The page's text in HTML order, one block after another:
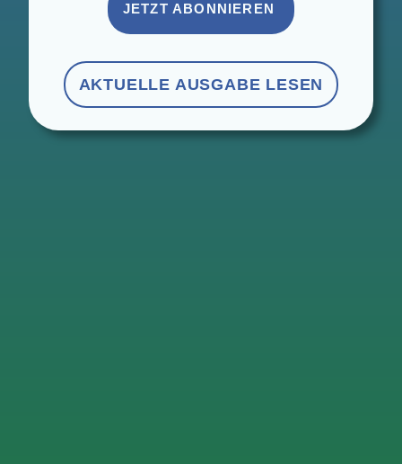
JETZT ABONNIEREN
AKTU­EL­LE AUS­GA­BE LESEN